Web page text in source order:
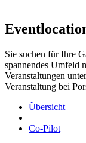
Sie suchen für Ihre
spannendes Umfeld
Veranstaltungen
Veranstaltung bei
Übersicht
Co-Pilot